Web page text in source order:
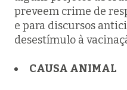
preveem crime de
e para discursos
desestímulo à
CAUSA ANIMAL